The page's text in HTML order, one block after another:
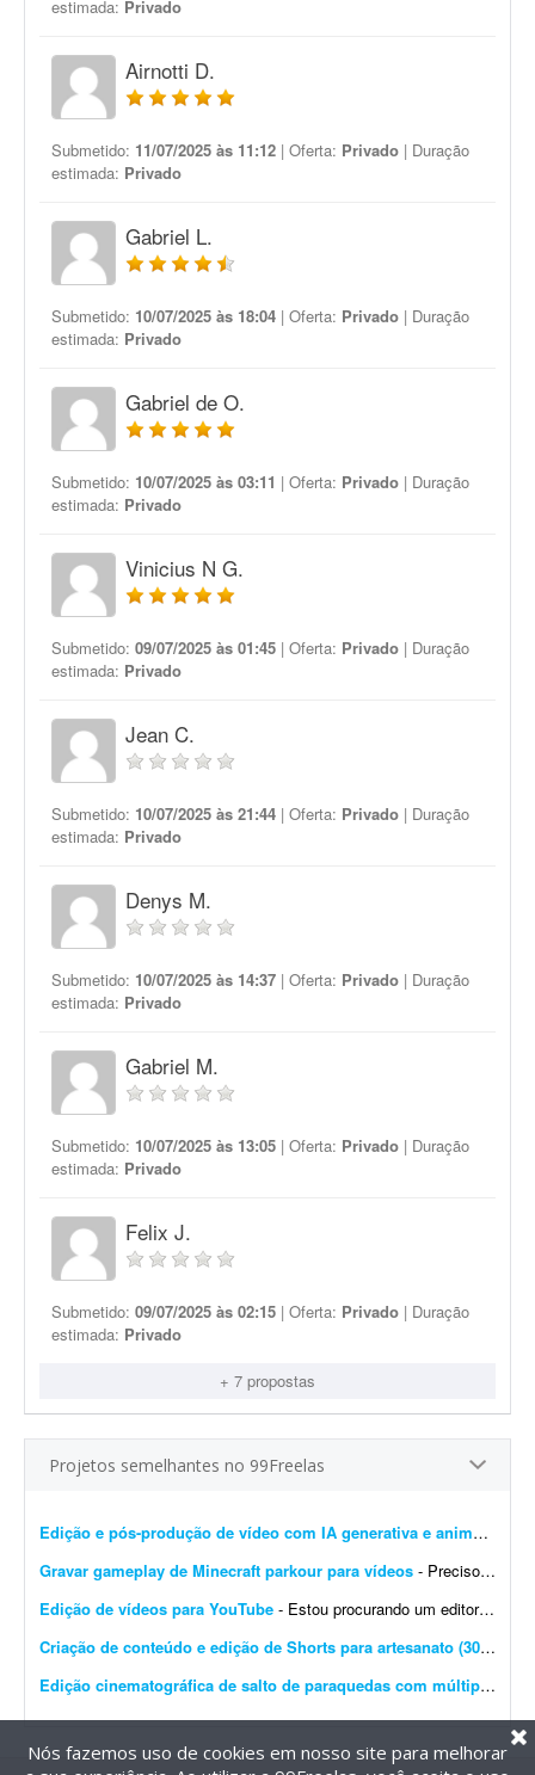
estimada: Privado
Airnotti D.
Submetido: 11/07/2025 às 11:12 | Oferta: Privado | Duração
estimada: Privado
Gabriel L.
Submetido: 10/07/2025 às 18:04 | Oferta: Privado | Duração
estimada: Privado
Gabriel de O.
Submetido: 10/07/2025 às 03:11 | Oferta: Privado | Duração
estimada: Privado
Vinicius N G.
Submetido: 09/07/2025 às 01:45 | Oferta: Privado | Duração
estimada: Privado
Jean C.
Submetido: 10/07/2025 às 21:44 | Oferta: Privado | Duração
estimada: Privado
Denys M.
Submetido: 10/07/2025 às 14:37 | Oferta: Privado | Duração
estimada: Privado
Gabriel M.
Submetido: 10/07/2025 às 13:05 | Oferta: Privado | Duração
estimada: Privado
Felix J.
Submetido: 09/07/2025 às 02:15 | Oferta: Privado | Duração
estimada: Privado
+ 7 propostas
Projetos semelhantes no 99Freelas
Edição e pós-produção de vídeo com IA generativa e animação
Gravar gameplay de Minecraft parkour para vídeos - Preciso de um gamer que jogue e me envie gameplay de Minecraft parkour. Irei usar os vídeos em histórias do Reddit e em vídeos no YouTube. Indique a duração aprox...
Edição de vídeos para YouTube - Estou procurando um editor de vídeo para editar vídeos longos para YouTube. A edição não precisa ser muito sofisticada. Procuro algo simples, dinâmico e ag...
Criação de conteúdo e edição de Shorts para artesanato (30 vídeos/mês)
Edição cinematográfica de salto de paraquedas com múltiplas câmeras
Nós fazemos uso de cookies em nosso site para melhorar